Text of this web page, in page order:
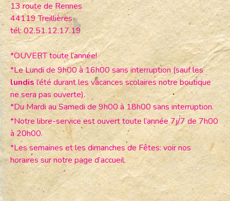
13 route de Rennes
44119 Treillières
tél: 02.51.12.17.19
*OUVERT toute l’année!
*Le Lundi de 9h00 à 16h00 sans interruption (sauf les
lundisl’été durant les vacances scolaires notre boutique
ne sera pas ouverte).
*Du Mardi au Samedi de 9h00 à 18h00 sans interruption.
*Notre libre-service est ouvert toute l’année 7j/7 de 7h00
à 20h00.
*Les semaines et les dimanches de Fêtes: voir nos
horaires sur notre page d’accueil.